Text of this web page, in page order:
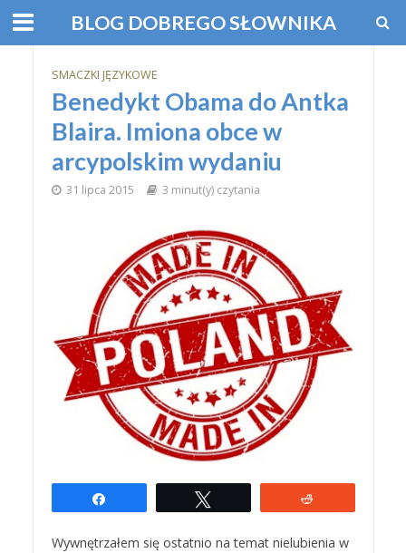
BLOG DOBREGO SŁOWNIKA
SMACZKI JĘZYKOWE
Benedykt Obama do Antka
Blaira. Imiona obce w
arcypolskim wydaniu
31 lipca 2015 3 minut(y) czytania
Wywnętrzałem się ostatnio na temat nielubienia w